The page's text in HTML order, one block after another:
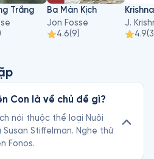
Trắng
Ba Màn Kịch
Jon Fosse
4.6(9)
J.
4.9(
Con là về chủ đề gì?
nói thuộc thể loại Nuôi
Stiffelman. Nghe thử
Fonos.